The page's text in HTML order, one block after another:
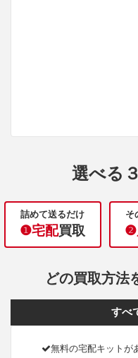
選べる
詰めて送るだけ
❶宅配買取
そ
❷
どの買取方法
すべ
無料の宅配キットが